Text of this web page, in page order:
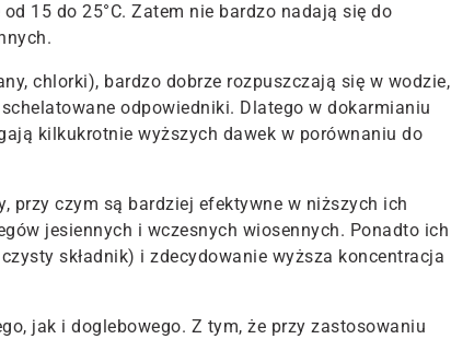
15 do 25°C. Zatem nie bardzo nadają się do
chlorki), bardzo dobrze rozpuszczają się w wodzie,
odpowiedniki. Dlatego w dokarmianiu
kilkukrotnie wyższych dawek w porównaniu do
przy czym są bardziej efektywne w niższych ich
jesiennych i wczesnych wiosennych. Ponadto ich
składnik) i zdecydowanie wyższa koncentracja
jak i doglebowego. Z tym, że przy zastosowaniu